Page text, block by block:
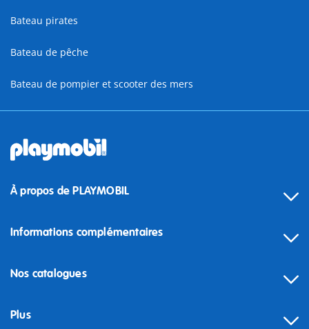
Bateau pirates
Bateau de pêche
Bateau de pompier et scooter des mers
À propos de PLAYMOBIL
Informations complémentaires
Nos catalogues
Plus